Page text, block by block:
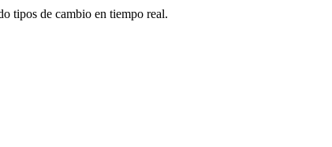
tipos de cambio en tiempo real.